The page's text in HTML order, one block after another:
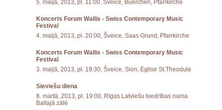
5. maijā, 2013, pl. 11:00, Šveice, Buerchen, Pfarrkirche
Koncerts Forum Wallis - Swiss Contemporary Music
Festival
4. maijā, 2013, pl. 20:00, Šveice, Saas Grund, Pfarrkirche
Koncerts Forum Wallis - Swiss Contemporary Music
Festival
3. maijā, 2013, pl. 19:30, Šveice, Sion, Eglise St.Theodule
Sieviešu diena
8. martā, 2013, pl. 19:00, Rīgas Latviešu biedrības nama
Baltajā zālē